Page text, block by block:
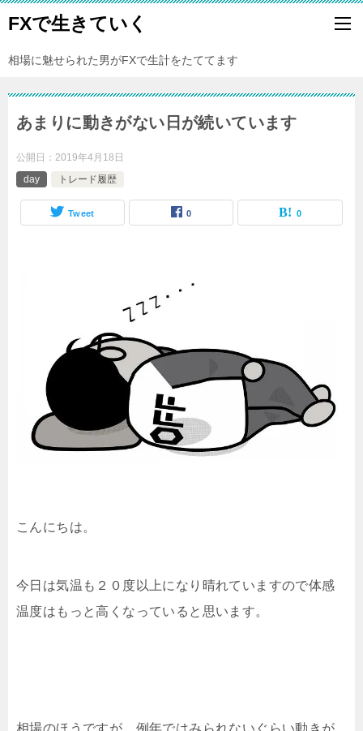
FXで生きていく
相場に魅せられた男がFXで生計をたててます
あまりに動きがない日が続いています
公開日： 2019年4月18日
day
トレード履歴
Tweet 0 0
こんにちは。
今日は気温も２０度以上になり晴れていますので体感
温度はもっと高くなっていると思います。